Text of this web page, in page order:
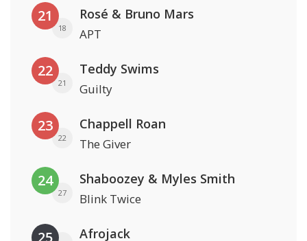
21
18
Rosé & Bruno Mars
APT
22
21
Teddy Swims
Guilty
23
22
Chappell Roan
The Giver
24
27
Shaboozey & Myles Smith
Blink Twice
Afrojack